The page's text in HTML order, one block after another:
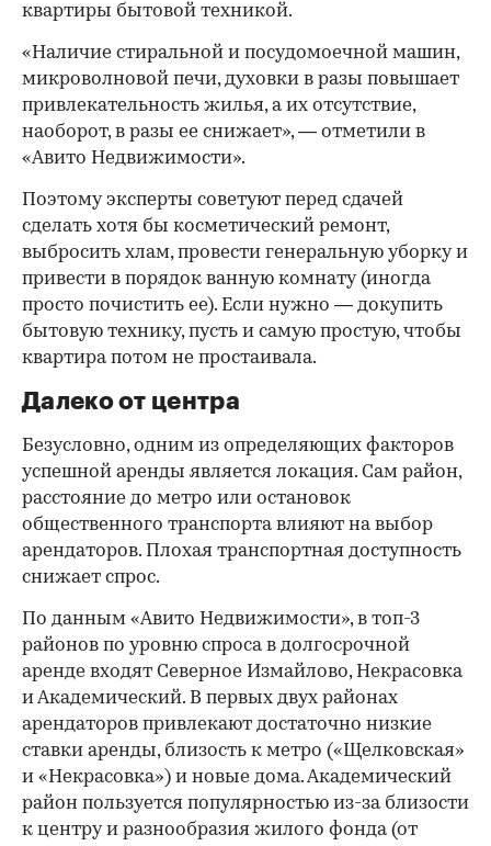
квартиры бытовой техникой.
«Наличие стиральной и посудомоечной машин,
микроволновой печи, духовки в разы повышает
привлекательность жилья, а их отсутствие,
наоборот, в разы ее снижает», — отметили в
«Авито Недвижимости».
Поэтому эксперты советуют перед сдачей
сделать хотя бы косметический ремонт,
выбросить хлам, провести генеральную уборку и
привести в порядок ванную комнату (иногда
просто почистить ее). Если нужно — докупить
бытовую технику, пусть и самую простую, чтобы
квартира потом не простаивала.
Далеко от центра
Безусловно, одним из определяющих факторов
успешной аренды является локация. Сам район,
расстояние до метро или остановок
общественного транспорта влияют на выбор
арендаторов. Плохая транспортная доступность
снижает спрос.
По данным «Авито Недвижимости», в топ-3
районов по уровню спроса в долгосрочной
аренде входят Северное Измайлово, Некрасовка
и Академический. В первых двух районах
арендаторов привлекают достаточно низкие
ставки аренды, близость к метро («Щелковская»
и «Некрасовка») и новые дома. Академический
район пользуется популярностью из-за близости
к центру и разнообразия жилого фонда (от